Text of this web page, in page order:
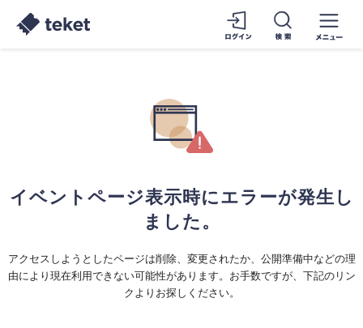
イベントページ表示時にエラーが発生し
ました。
アクセスしようとしたページは削除、変更されたか、公開準備中などの理
由により現在利用できない可能性があります。お手数ですが、下記のリン
クよりお探しください。